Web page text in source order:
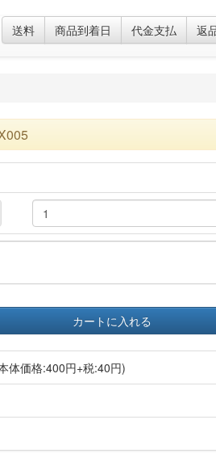
送料 商品到着日 代金支払 返
カートに入れる
体価格:400円+税:40円)